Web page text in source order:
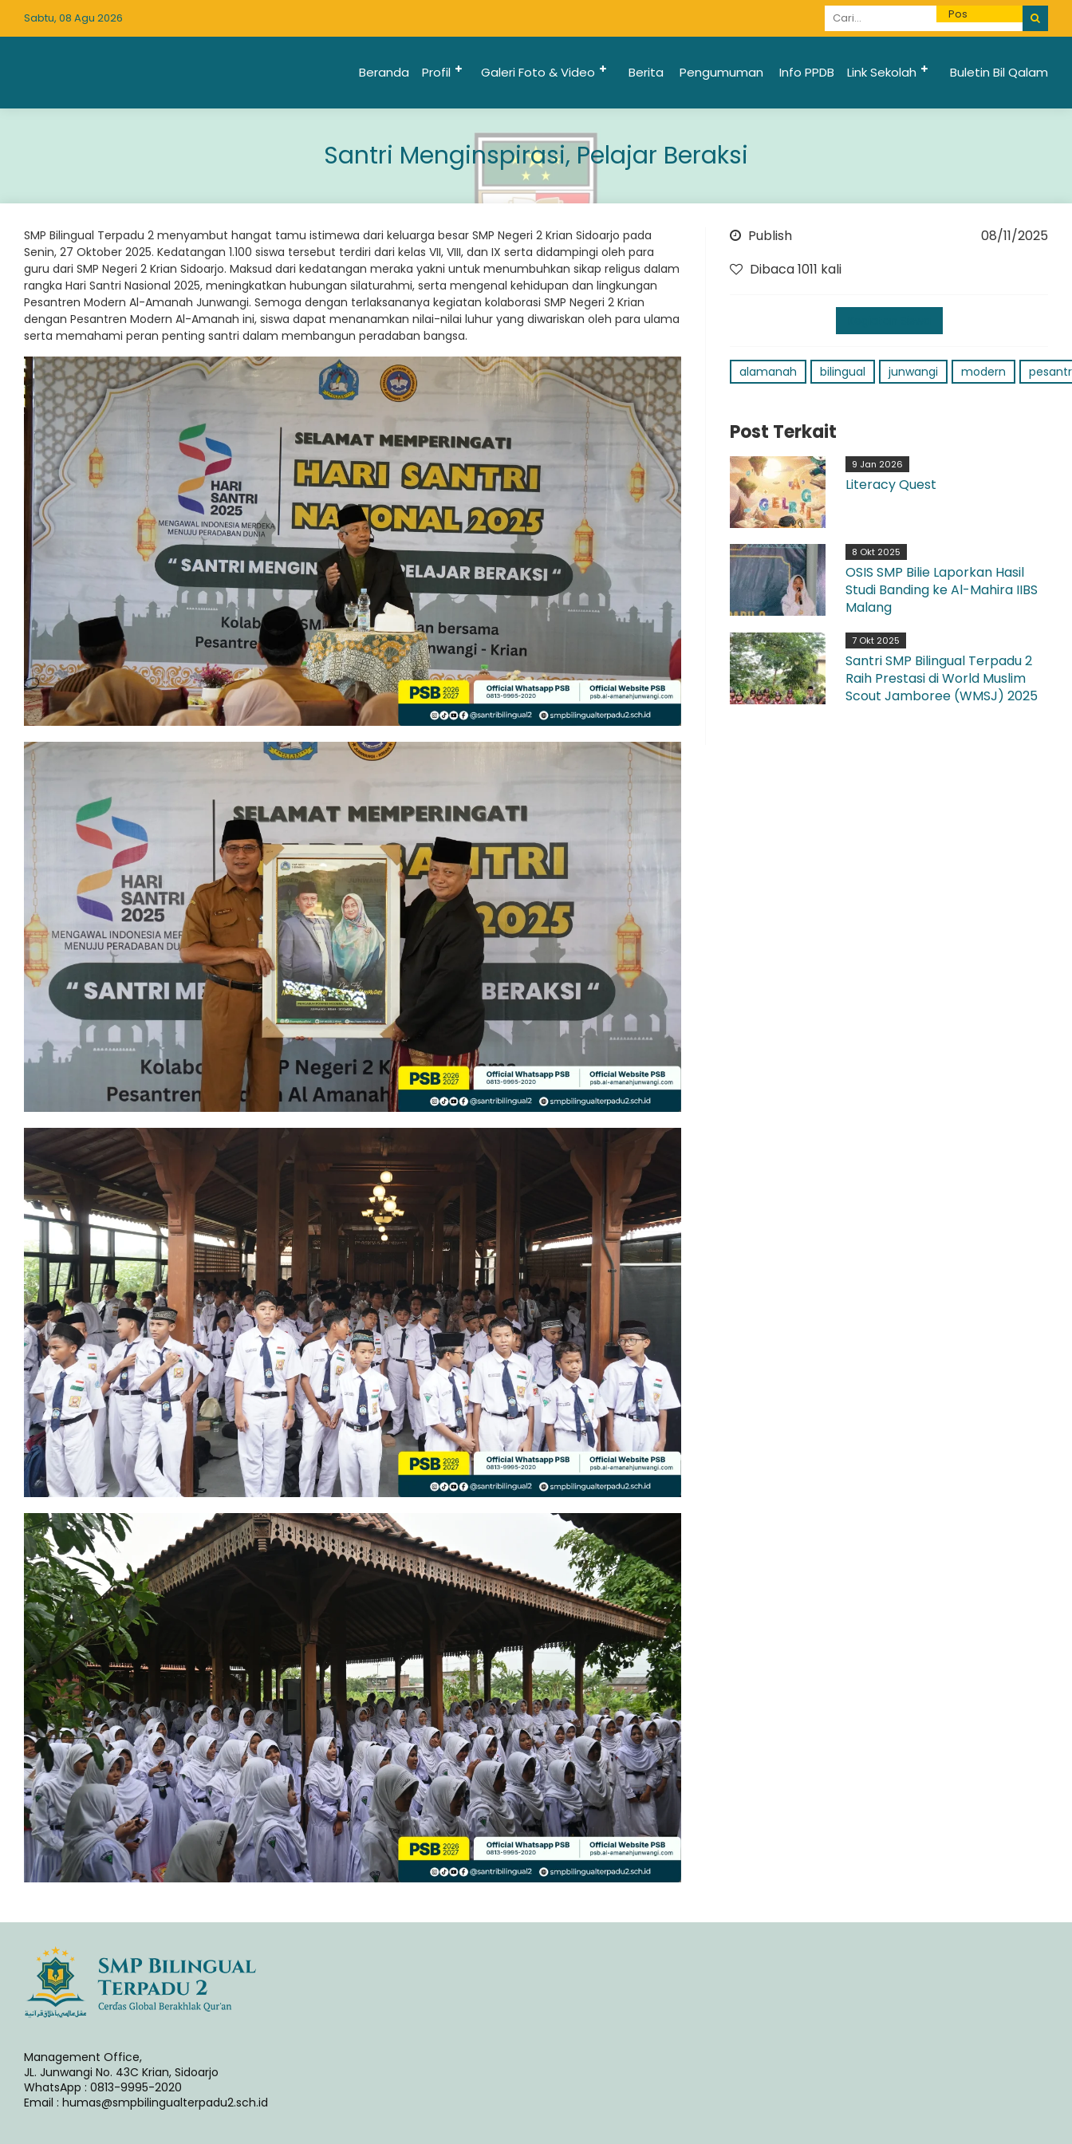
Sabtu, 08 Agu 2026 Informasi Penerimaan Santri Baru 2025/2026
Beranda Profil Galeri Foto & Video Berita Pengumuman Info PPDB Link Sekolah Buletin Bil Qalam
Santri Menginspirasi, Pelajar Beraksi
SMP Bilingual Terpadu 2 menyambut hangat tamu istimewa dari keluarga besar SMP Negeri 2 Krian Sidoarjo pada
Senin, 27 Oktober 2025. Kedatangan 1.100 siswa tersebut terdiri dari kelas VII, VIII, dan IX serta didampingi oleh para
guru dari SMP Negeri 2 Krian Sidoarjo. Maksud dari kedatangan meraka yakni untuk menumbuhkan sikap religus dalam
rangka Hari Santri Nasional 2025, meningkatkan hubungan silaturahmi, serta mengenal kehidupan dan lingkungan
Pesantren Modern Al-Amanah Junwangi. Semoga dengan terlaksananya kegiatan kolaborasi SMP Negeri 2 Krian
dengan Pesantren Modern Al-Amanah ini, siswa dapat menanamkan nilai-nilai luhur yang diwariskan oleh para ulama
serta memahami peran penting santri dalam membangun peradaban bangsa.
Publish
08/11/2025
Dibaca 1011 kali
alamanah bilingual junwangi modern
Post Terkait
9 Jan 2026
Literacy Quest
8 Okt 2025
OSIS SMP Bilie Laporkan Hasil
Studi Banding ke Al-Mahira IIBS
Malang
7 Okt 2025
Santri SMP Bilingual Terpadu 2
Raih Prestasi di World Muslim
Scout Jamboree (WMSJ) 2025
Management Office,
JL. Junwangi No. 43C Krian, Sidoarjo
WhatsApp : 0813-9995-2020
Email : humas@smpbilingualterpadu2.sch.id